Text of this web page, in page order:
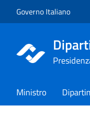
Governo Italiano
Ministro